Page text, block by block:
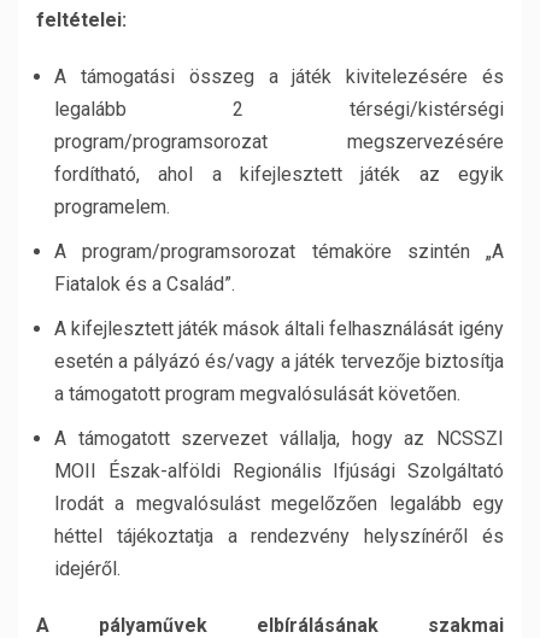
feltételei:
A támogatási összeg a játék kivitelezésére és
legalább 2 térségi/kistérségi
program/programsorozat megszervezésére
fordítható, ahol a kifejlesztett játék az egyik
programelem.
A program/programsorozat témaköre szintén „A
Fiatalok és a Család”.
A kifejlesztett játék mások általi felhasználását igény
esetén a pályázó és/vagy a játék tervezője biztosítja
a támogatott program megvalósulását követően.
A támogatott szervezet vállalja, hogy az NCSSZI
MOII Észak-alföldi Regionális Ifjúsági Szolgáltató
Irodát a megvalósulást megelőzően legalább egy
héttel tájékoztatja a rendezvény helyszínéről és
idejéről.
A pályaművek elbírálásának szakmai